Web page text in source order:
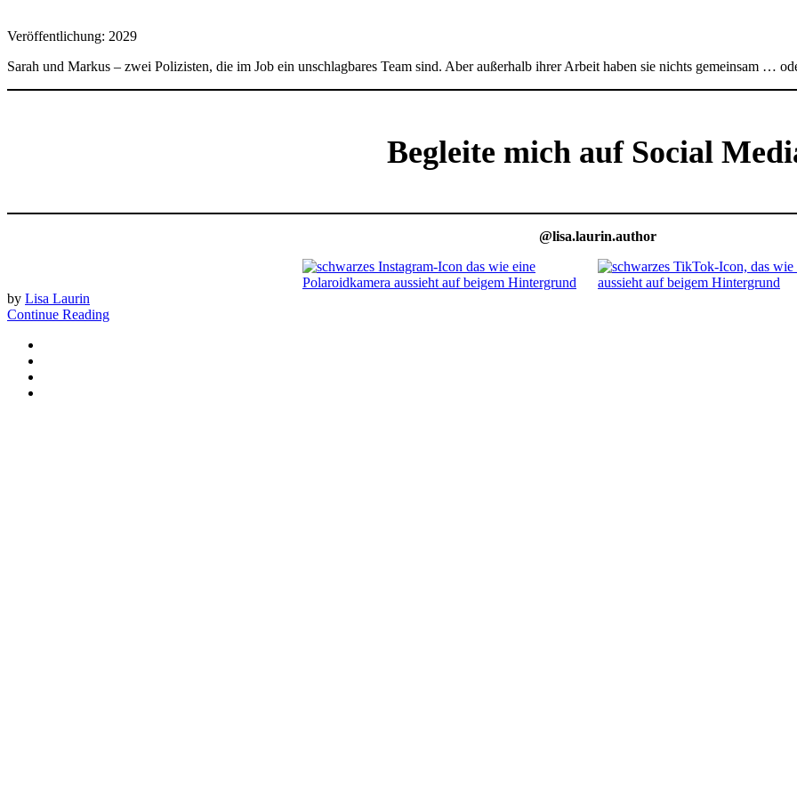
Veröffentlichung: 2029
Sarah und Markus – zwei Polizisten, die im Job ein unschlagbares Team sind. Aber außerhalb ihrer Arbeit haben sie nichts gemeinsam …
Begleite mich auf Social
@lisa.laurin.author
by Lisa Laurin
Continue Reading